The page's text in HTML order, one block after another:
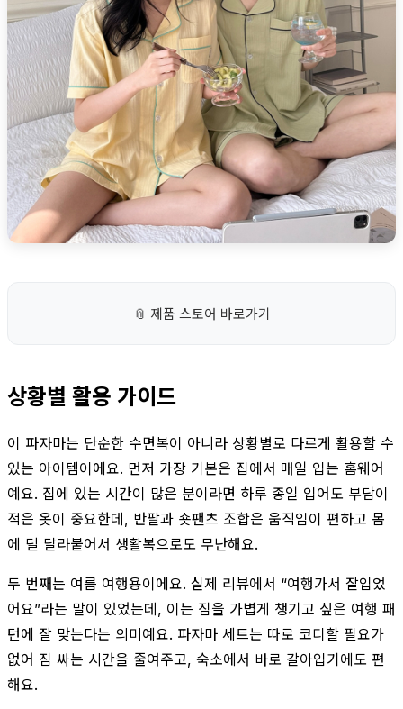
📎 제품 스토어 바로가기
상황별 활용 가이드
이 파자마는 단순한 수면복이 아니라 상황별로 다르게 활용할 수
있는 아이템이에요. 먼저 가장 기본은 집에서 매일 입는 홈웨어
예요. 집에 있는 시간이 많은 분이라면 하루 종일 입어도 부담이
적은 옷이 중요한데, 반팔과 숏팬츠 조합은 움직임이 편하고 몸
에 덜 달라붙어서 생활복으로도 무난해요.
두 번째는 여름 여행용이에요. 실제 리뷰에서 “여행가서 잘입었
어요”라는 말이 있었는데, 이는 짐을 가볍게 챙기고 싶은 여행 패
턴에 잘 맞는다는 의미예요. 파자마 세트는 따로 코디할 필요가
없어 짐 싸는 시간을 줄여주고, 숙소에서 바로 갈아입기에도 편
해요.